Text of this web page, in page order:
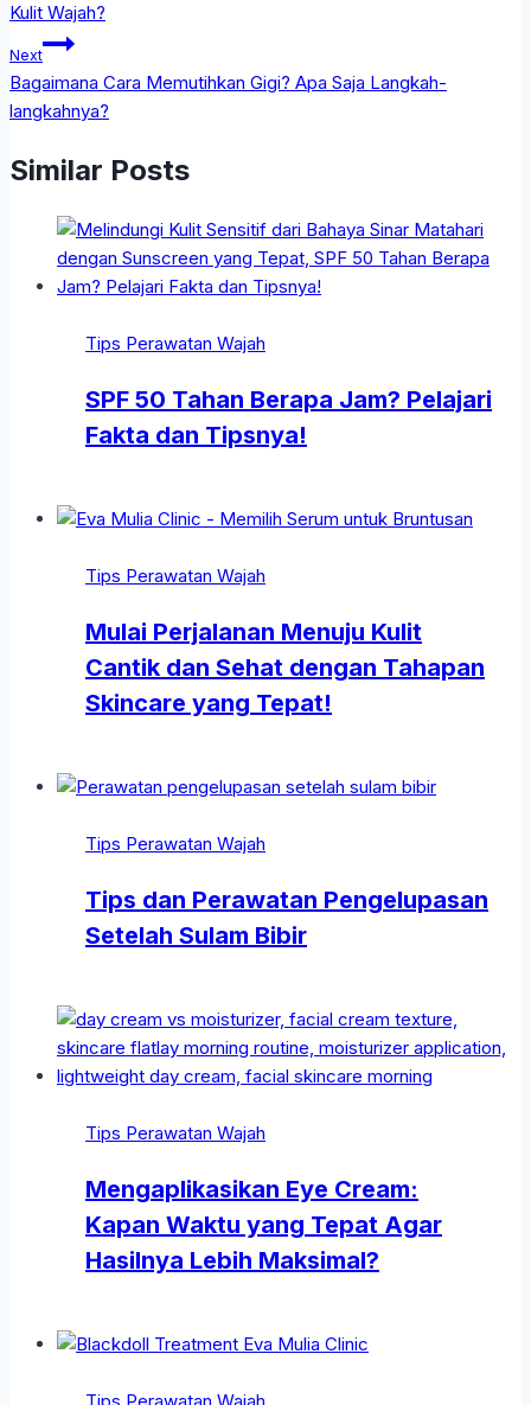
Kulit Wajah?
Next
Bagaimana Cara Memutihkan Gigi? Apa Saja Langkah-
langkahnya?
Similar Posts
Tips Perawatan Wajah
SPF 50 Tahan Berapa Jam? Pelajari
Fakta dan Tipsnya!
Tips Perawatan Wajah
Mulai Perjalanan Menuju Kulit
Cantik dan Sehat dengan Tahapan
Skincare yang Tepat!
Tips Perawatan Wajah
Tips dan Perawatan Pengelupasan
Setelah Sulam Bibir
Tips Perawatan Wajah
Mengaplikasikan Eye Cream:
Kapan Waktu yang Tepat Agar
Hasilnya Lebih Maksimal?